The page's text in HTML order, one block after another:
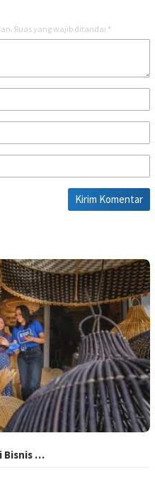
Ruas yang wajib ditandai *
Bisnis …